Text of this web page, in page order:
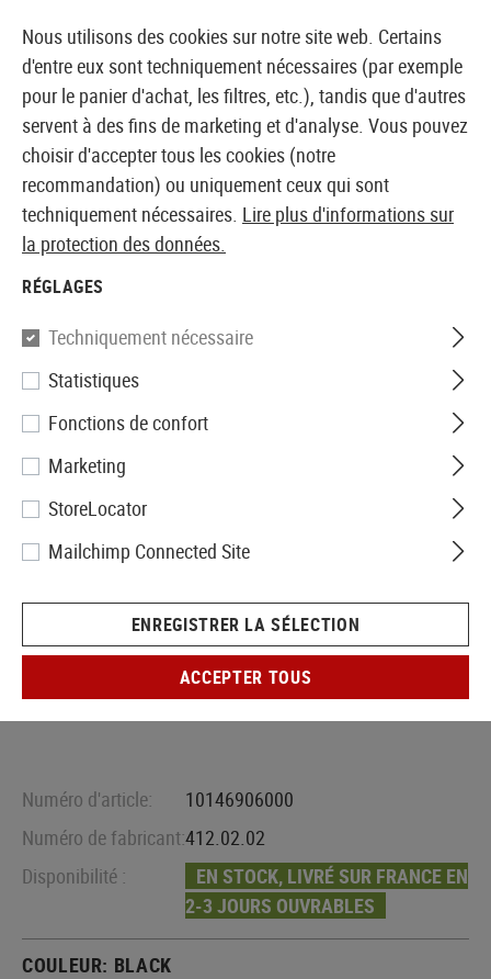
BOUTIQUE ET GROSSISTE EUROPÉEN AIRSOFT
Accueil Airguns Pistolets et revolvers Pistolet CO2
Umarex
CPS Co2
Numéro d'article:
10146906000
Numéro de fabricant:412.02.02
Disponibilité :
EN STOCK, LIVRÉ SUR FRANCE EN
2-3 JOURS OUVRABLES
COULEUR: BLACK
Nous utilisons des cookies sur notre site web. Certains
d'entre eux sont techniquement nécessaires (par exemple
pour le panier d'achat, les filtres, etc.), tandis que d'autres
servent à des fins de marketing et d'analyse. Vous pouvez
choisir d'accepter tous les cookies (notre
recommandation) ou uniquement ceux qui sont
techniquement nécessaires. Lire plus d'informations sur
la protection des données.
RÉGLAGES
Techniquement nécessaire
Statistiques
Fonctions de confort
Marketing
StoreLocator
Mailchimp Connected Site
ENREGISTRER LA SÉLECTION
ACCEPTER TOUS